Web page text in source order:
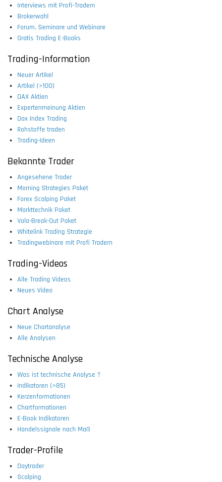
Interviews mit Profi-Tradern
Brokerwahl
Forum, Seminare und Webinare
Gratis Trading E-Books
Trading-Information
Neuer Artikel
Artikel (>100)
DAX Aktien
Expertenmeinung Aktien
Dax Index Trading
Rohstoffe traden
Trading-Ideen
Bekannte Trader
Angesehene Trader
Morning Strategies Paket
Forex Scalping Paket
Markttechnik Paket
Vola-Break-Out Paket
Whitelink Trading Strategie
Tradingwebinare mit Profi Tradern
Trading-Videos
Alle Trading Videos
Neues Video
Chart Analyse
Neue Chartanalyse
Alle Analysen
Technische Analyse
Was ist technische Analyse ?
Indikatoren (>85)
Kerzenformationen
Chartformationen
E-Book Indikatoren
Handelssignale nach Maß
Trader-Profile
Daytrader
Scalping